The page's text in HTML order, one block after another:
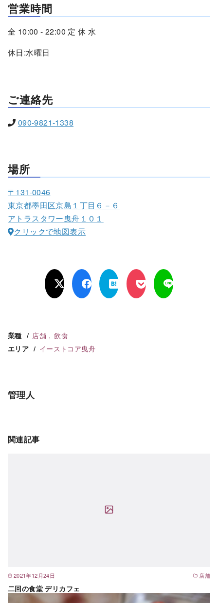
営業時間
全 10:00 - 22:00 定 休 水
休日:水曜日
ご連絡先
090-9821-1338
場所
〒131-0046
東京都墨田区京島１丁目６－６
アトラスタワー曳舟１０１
クリックで地図表示
業種 店舗 飲食
エリア イーストコア曳舟
管理人
関連記事
2021年12月24日 店舗
二回の食堂 デリカフェ